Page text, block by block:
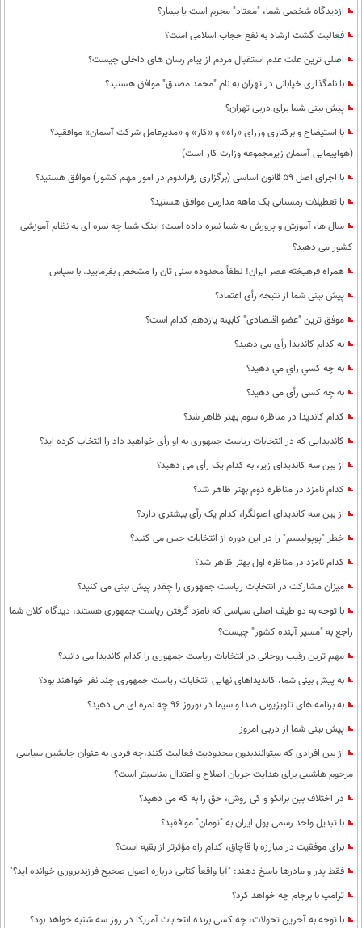
ازدیدگاه شخصی شما، "معتاد" مجرم است یا بیمار؟
فعالیت گشت ارشاد به نفع حجاب اسلامی است؟
اصلی ترین علت عدم استقبال مردم از پیام رسان های داخلی چیست؟
با نامگذاری خیابانی در تهران به نام "محمد مصدق" موافق هستید؟
پیش بینی شما برای دربی تهران؟
با استیضاح و برکناری وزرای «راه» و «کار» و «مدیرعامل شرکت آسمان» موافقید؟
(هواپیمایی آسمان زیرمجموعه وزارت کار است)
با اجرای اصل 59 قانون اساسی (برگزاری رفراندوم در امور مهم کشور) موافق هستید؟
با تعطیلات زمستانی یک ماهه مدارس موافق هستید؟
سال ها، آموزش و پرورش به شما نمره داده است؛ اینک شما چه نمره ای به نظام آموزشی
کشور می دهید؟
همراه فرهیخته عصر ایران! لطفاً محدوده سنی تان را مشخص بفرمایید. با سپاس
پیش بینی شما از نتیجه رأی اعتماد؟
موفق ترین "عضو اقتصادی" کابینه یازدهم کدام است؟
به کدام کاندیدا رأی می دهید؟
به چه كسي راي مي دهيد؟
به چه کسی رأی می دهید؟
کدام کاندیدا در مناظره سوم بهتر ظاهر شد؟
کاندیدایی که در انتخابات ریاست جمهوری به او رأی خواهید داد را انتخاب کرده اید؟
از بین سه کاندیدای زیر، به کدام یک رأی می دهید؟
کدام نامزد در مناظره دوم بهتر ظاهر شد؟
از بین سه کاندیدای اصولگرا، کدام یک رأی بیشتری دارد؟
خطر "پوپولیسم" را در این دوره از انتخابات حس می کنید؟
کدام نامزد در مناظره اول بهتر ظاهر شد؟
میزان مشارکت در انتخابات ریاست جمهوری را چقدر پیش بینی می کنید؟
با توجه به دو طیف اصلی سیاسی که نامزد گرفتن ریاست جمهوری هستند، دیدگاه کلان شما
راجع به "مسیر آینده کشور" چیست؟
مهم ترین رقیب روحانی در انتخابات ریاست جمهوری را کدام کاندیدا می دانید؟
به پیش بینی شما، کاندیداهای نهایی انتخابات ریاست جمهوری چند نفر خواهند بود؟
به برنامه های تلویزیونی صدا و سیما در نوروز 96 چه نمره ای می دهید؟
پیش بینی شما از دربی امروز
از بین افرادی که میتوانندبدون محدودیت فعالیت کنند،چه فردی به عنوان جانشین سیاسی
مرحوم هاشمی برای هدایت جریان اصلاح و اعتدال مناسبتر است؟
در اختلاف بین برانکو و کی روش، حق را به که می دهید؟
با تبدیل واحد رسمی پول ایران به "تومان" موافقید؟
برای موفقیت در مبارزه با قاچاق، کدام راه مؤثرتر از بقیه است؟
فقط پدر و مادرها پاسخ دهند: "آیا واقعاً کتابی درباره اصول صحیح فرزندپروری خوانده اید؟"
ترامپ با برجام چه خواهد کرد؟
با توجه به آخرین تحولات، چه کسی برنده انتخابات آمریکا در روز سه شنبه خواهد بود؟